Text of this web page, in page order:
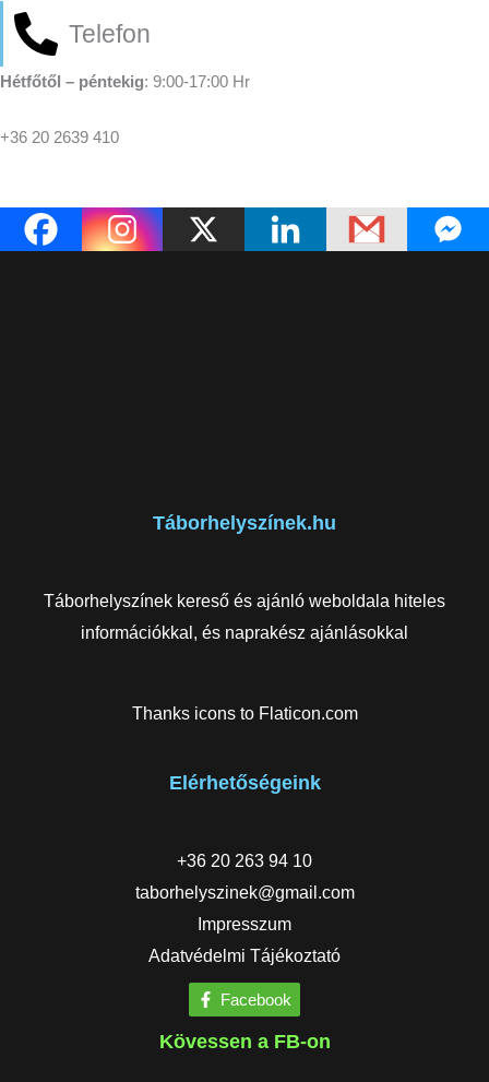
Telefon
Hétfőtől – péntekig: 9:00-17:00 Hr
+36 20 2639 410
Táborhelyszínek.hu
Táborhelyszínek kereső és ajánló weboldala hiteles
információkkal, és naprakész ajánlásokkal
Thanks icons to Flaticon.com
Elérhetőségeink
+36 20 263 94 10
taborhelyszinek@gmail.com
Impresszum
Adatvédelmi Tájékoztató
Facebook
Kövessen a FB-on